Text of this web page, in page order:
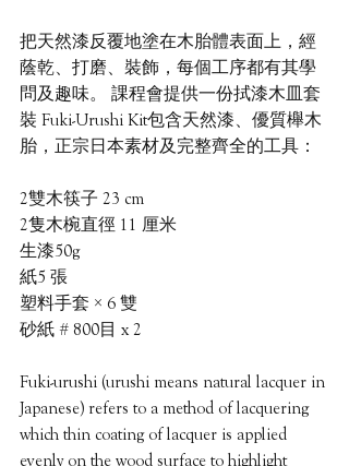
把天然漆反覆地塗在木胎體表面上，經
蔭乾、打磨、裝飾，每個工序都有其學
問及趣味。 課程會提供一份拭漆木皿套
裝 Fuki-Urushi Kit包含天然漆、優質櫸木
胎，正宗日本素材及完整齊全的工具：
2雙木筷子 23 cm
2隻木椀直徑 11 厘米
生漆50g
紙5 張
塑料手套 × 6 雙
砂紙 # 800目 x 2
Fuki-urushi (urushi means natural lacquer in
Japanese) refers to a method of lacquering
which thin coating of lacquer is applied
evenly on the wood surface to highlight